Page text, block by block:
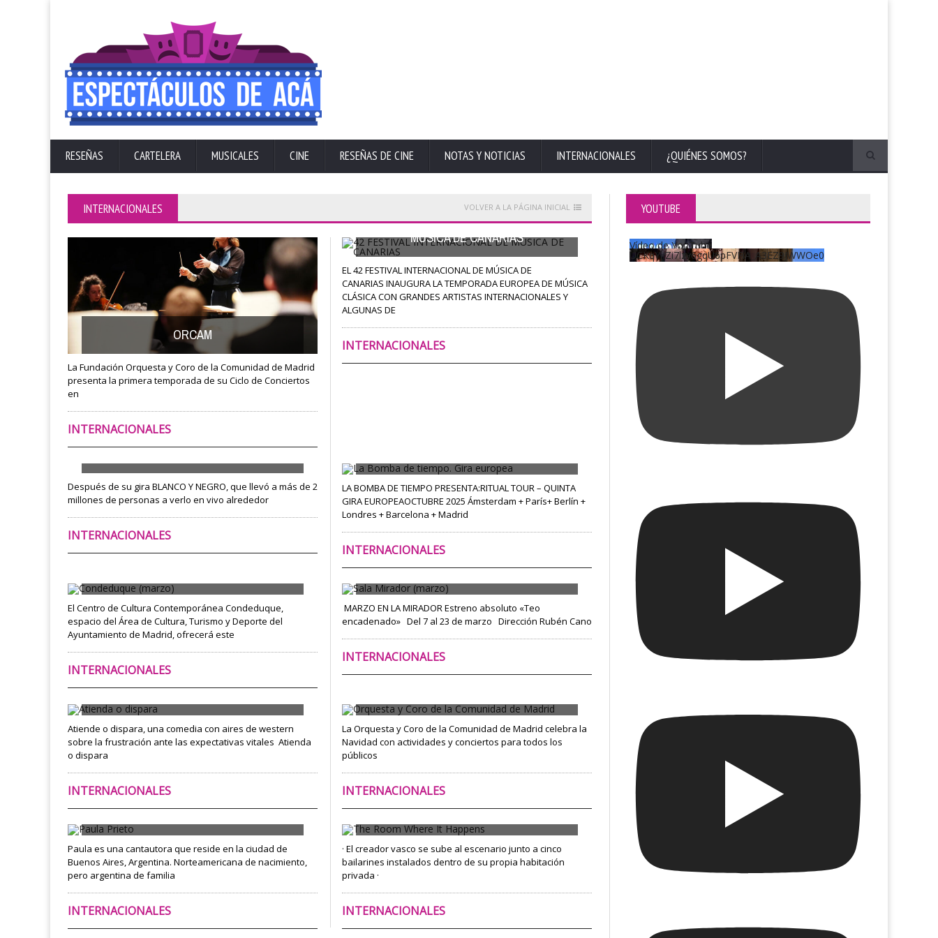
RESEÑAS CARTELERA MUSICALES CINE RESEÑAS DE CINE NOTAS Y NOTICIAS INTERNACIONALES ¿QUIÉNES SOMOS?
INTERNACIONALES VOLVER A LA PÁGINA INICIAL
ORCAM
La Fundación Orquesta y Coro de la Comunidad de Madrid
presenta la primera temporada de su Ciclo de Conciertos
en
INTERNACIONALES
42 FESTIVAL INTERNACIONAL DE
MÚSICA DE CANARIAS
EL 42 FESTIVAL INTERNACIONAL DE MÚSICA DE
CANARIAS INAUGURA LA TEMPORADA EUROPEA DE MÚSICA
CLÁSICA CON GRANDES ARTISTAS INTERNACIONALES Y
ALGUNAS DE
INTERNACIONALES
Después de su gira BLANCO Y NEGRO, que llevó a más de 2
millones de personas a verlo en vivo alrededor
INTERNACIONALES
LA BOMBA DE TIEMPO PRESENTA:RITUAL TOUR – QUINTA
GIRA EUROPEAOCTUBRE 2025 Ámsterdam + París+ Berlín +
Londres + Barcelona + Madrid
INTERNACIONALES
El Centro de Cultura Contemporánea Condeduque,
espacio del Área de Cultura, Turismo y Deporte del
Ayuntamiento de Madrid, ofrecerá este
INTERNACIONALES
Sala Mirador (marzo)
­ MARZO EN LA MIRADOR Estreno absoluto «Teo
encadenado» Del 7 al 23 de marzo Dirección Rubén Cano
INTERNACIONALES
Atienda o dispara
Atiende o dispara, una comedia con aires de western
sobre la frustración ante las expectativas vitales ­ Atienda
o dispara
INTERNACIONALES
Orquesta y Coro de la Comunidad de
La Orquesta y Coro de la Comunidad de Madrid celebra la
Navidad con actividades y conciertos para todos los
públicos
INTERNACIONALES
Paula Prieto
Paula es una cantautora que reside en la ciudad de
Buenos Aires, Argentina. Norteamericana de nacimiento,
pero argentina de familia
INTERNACIONALES
The Room Where It Happens
· El creador vasco se sube al escenario junto a cinco
bailarines instalados dentro de su propia habitación
privada ·
INTERNACIONALES
YOUTUBE
Vídeo de YouTube
UCKqYjiZi7lzy6gqU6pFVFiA_A3EZ9JWWOe0